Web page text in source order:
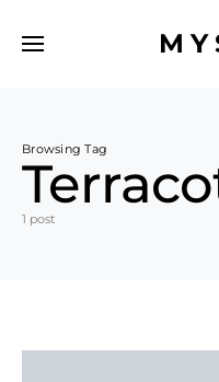
Browsing Tag
1 post